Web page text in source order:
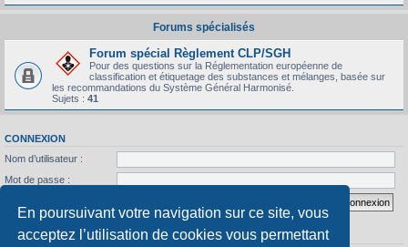
En poursuivant votre navigation sur ce site, vous
acceptez l’utilisation de cookies vous permettant
Forums spécialisés
Forum spécial Règlement CLP/SGH
Pour des questions sur la Réglementation européenne de
classification et étiquetage des substances et mélanges, basée sur
les recommandations du Système Général Harmonisé.
Sujets : 41
CONNEXION
Nom d’utilisateur :
Mot de passe :
STATISTIQUES